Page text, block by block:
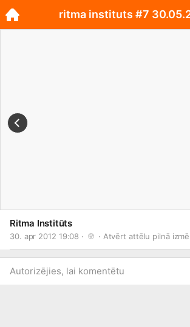
Ritma Institūts
30. apr 2012 19:08 · · Atvērt attēlu pilnā
Autorizējies, lai komentētu
ritma instituts #7